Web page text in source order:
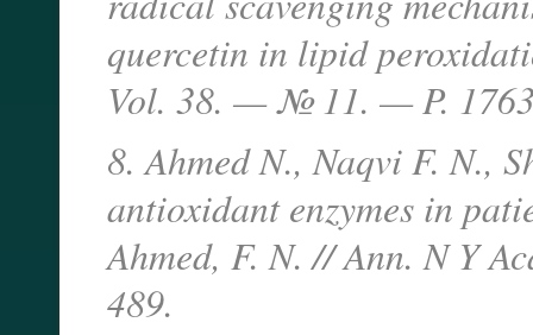
quercetin in lipid
Vol. 38. — № 11. — P.
8. Ahmed N., Naqvi F. N.,
antioxidant enzymes in
Ahmed, F. N. // Ann. N Y
489.